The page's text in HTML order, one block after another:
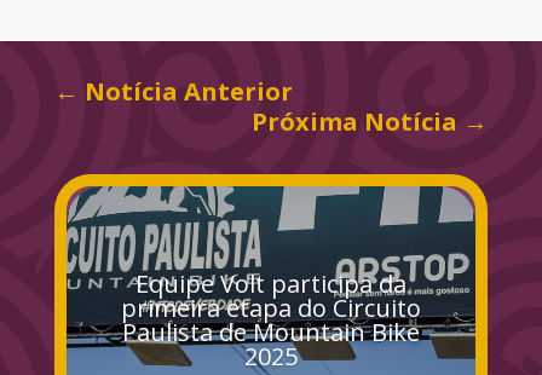
← Notícia Anterior
Próxima Notícia →
Equipe Volt participa da
primeira etapa do Circuito
Paulista de Mountain Bike
2025